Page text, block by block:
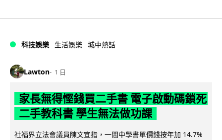
科技娛樂 生活娛樂 城中熱話
Lawton 1 日
家長無得慳錢買二手書 電子啟動碼鎖死
二手教科書 學生無法做功課
社福界立法會議員陳文宜指，一間中學書單價錢按年加 14.7%